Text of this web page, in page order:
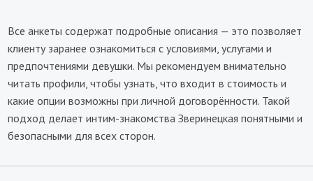
Все анкеты содержат подробные описания — это позволяет
клиенту заранее ознакомиться с условиями, услугами и
предпочтениями девушки. Мы рекомендуем внимательно
читать профили, чтобы узнать, что входит в стоимость и
какие опции возможны при личной договорённости. Такой
подход делает интим-знакомства Зверинецкая понятными и
безопасными для всех сторон.